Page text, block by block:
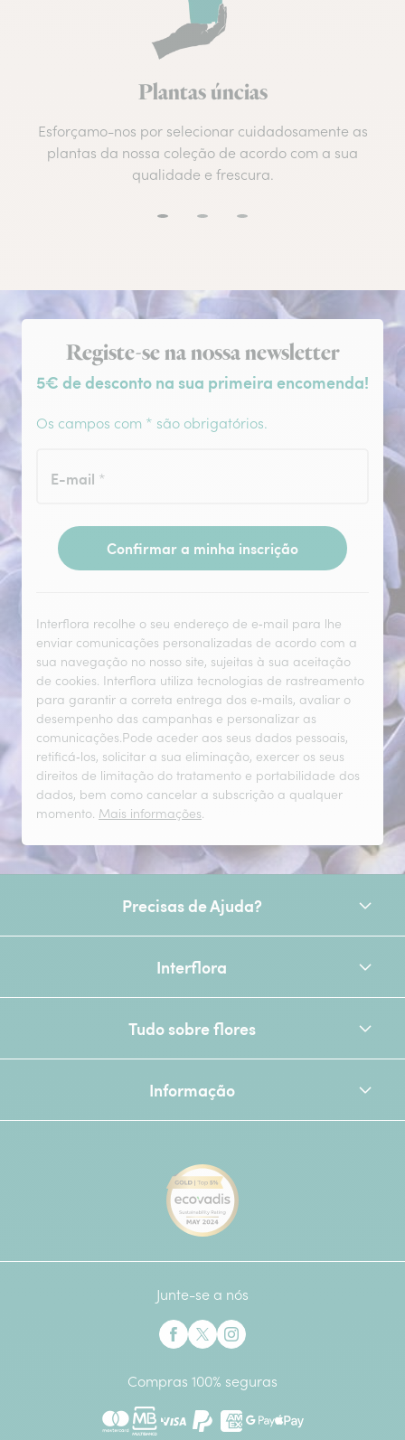
Plantas úncias
Esforçamo-nos por selecionar cuidadosamente as
plantas da nossa coleção de acordo com a sua
qualidade e frescura.
Subscrição da newsletter
Registe-se na nossa newsletter
5€ de desconto na sua primeira encomenda!
Os campos com * são obrigatórios.
E-mail *
Confirmar a minha inscrição
Interflora recolhe o seu endereço de e‑mail para lhe
enviar comunicações personalizadas de acordo com a
sua navegação no nosso site, sujeitas à sua aceitação
de cookies. Interflora utiliza tecnologias de rastreamento
para garantir a correta entrega dos e‑mails, avaliar o
desempenho das campanhas e personalizar as
comunicações.Pode aceder aos seus dados pessoais,
retificá‑los, solicitar a sua eliminação, exercer os seus
direitos de limitação do tratamento e portabilidade dos
dados, bem como cancelar a subscrição a qualquer
momento. Mais informações.
Precisas de Ajuda?
Interflora
Tudo sobre flores
Informação
Junte-se a nós
Compras 100% seguras
MastercardMultibancoPaypalAmerican Express
Google Pay
Apple Pay